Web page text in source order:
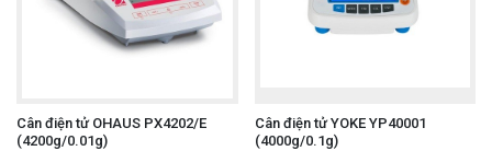
Cân điện tử OHAUS PX4202/E
(4200g/0.01g)
Cân điện tử YOKE YP40001
(4000g/0.1g)